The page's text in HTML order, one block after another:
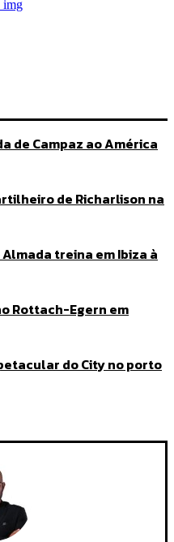
de Campaz ao América
de Richarlison na
treina em Ibiza à
Rottach-Egern em
do City no porto